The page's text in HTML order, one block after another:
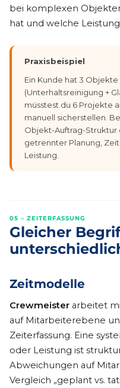
bei komplexen
hat und welche
Praxisbeispiel
Ein Kunde hat 3
(Unterhaltsreinigung +
müsstest du 6 Projekte
manuell sicherstellen.
Objekt-Auftrag-Struktur
getrennter Planung,
Leistung.
05 – ZEITERFASSUNG
Gleicher
Zeitmodelle
Crewmeister arbeitet
auf Mitarbeiterebene
Zeiterfassung. Eine
oder Leistung ist
Abweichungen auf
Vergleich „geplant vs.